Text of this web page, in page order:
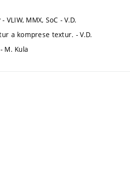
MMX, SoC - V.D.
a komprese textur. - V.D.
M. Kula